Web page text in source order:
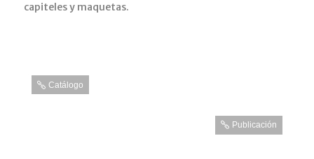
capiteles y maquetas.
Catálogo
Publicación